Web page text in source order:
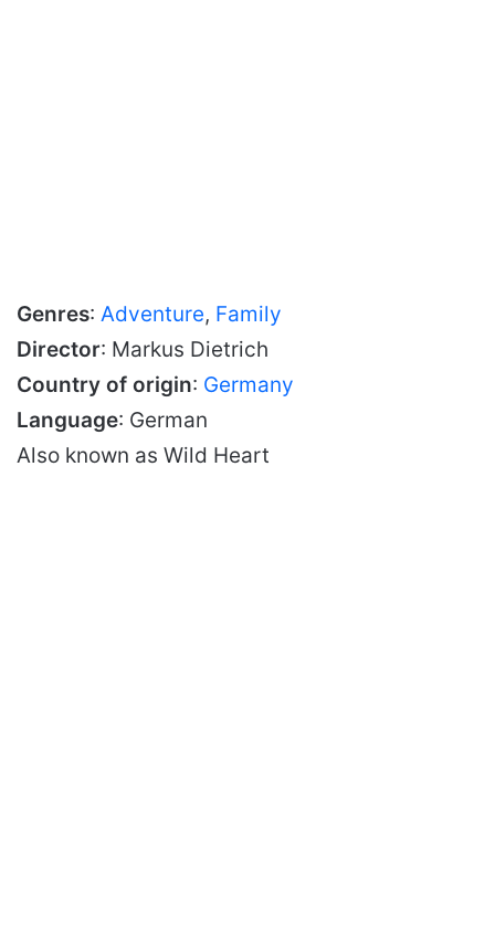
Genres: Adventure, Family
Director: Markus Dietrich
Country of origin: Germany
Language: German
Also known as Wild Heart